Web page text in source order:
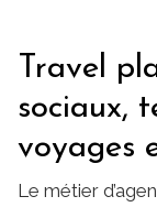
Travel
sociaux,
voyages
Le métier